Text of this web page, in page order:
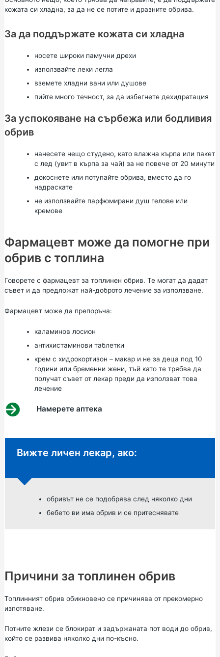
кожата си хладна, за да не се потите и дразните обрива.
За да поддържате кожата си хладна
носете широки памучни дрехи
използвайте леки легла
вземете хладни вани или душове
пийте много течност, за да избегнете дехидратация
За успокояване на сърбежа или бодливия
обрив
нанесете нещо студено, като влажна кърпа или пакет
с лед (увит в кърпа за чай) за не повече от 20 минути
докоснете или потупайте обрива, вместо да го
надраскате
не използвайте парфюмирани душ гелове или
кремове
Фармацевт може да помогне при
обрив с топлина
Говорете с фармацевт за топлинен обрив. Те могат да дадат
съвет и да предложат най-доброто лечение за използване.
Фармацевт може да препоръча:
каламинов лосион
антихистаминови таблетки
крем с хидрокортизон – макар и не за деца под 10
години или бременни жени, тъй като те трябва да
получат съвет от лекар преди да използват това
лечение
Намерете аптека
Неспешен съвет:
Вижте личен лекар, ако:
обривът не се подобрява след няколко дни
бебето ви има обрив и се притеснявате
Причини за топлинен обрив
Топлинният обрив обикновено се причинява от прекомерно
изпотяване.
Потните жлези се блокират и задържаната пот води до обрив,
който се развива няколко дни по-късно.